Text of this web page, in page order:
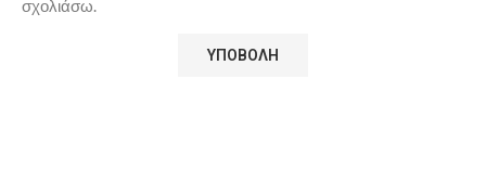
σχολιάσω.